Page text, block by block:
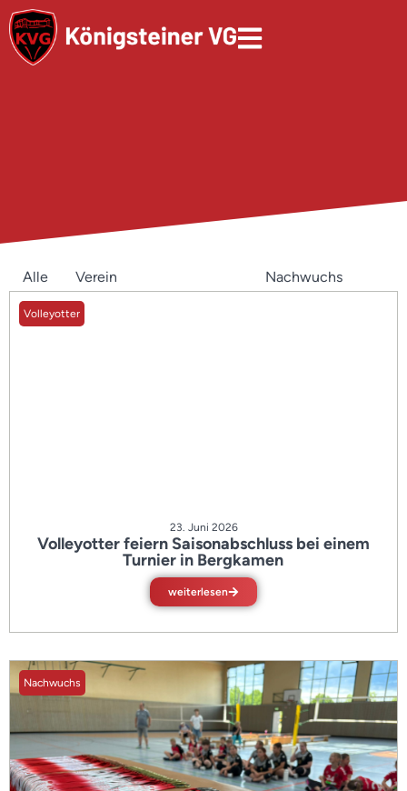
Alle Verein Nachwuchs
Volleyotter
23. Juni 2026
Volleyotter feiern Saisonabschluss bei einem
Turnier in Bergkamen
weiterlesen
Nachwuchs